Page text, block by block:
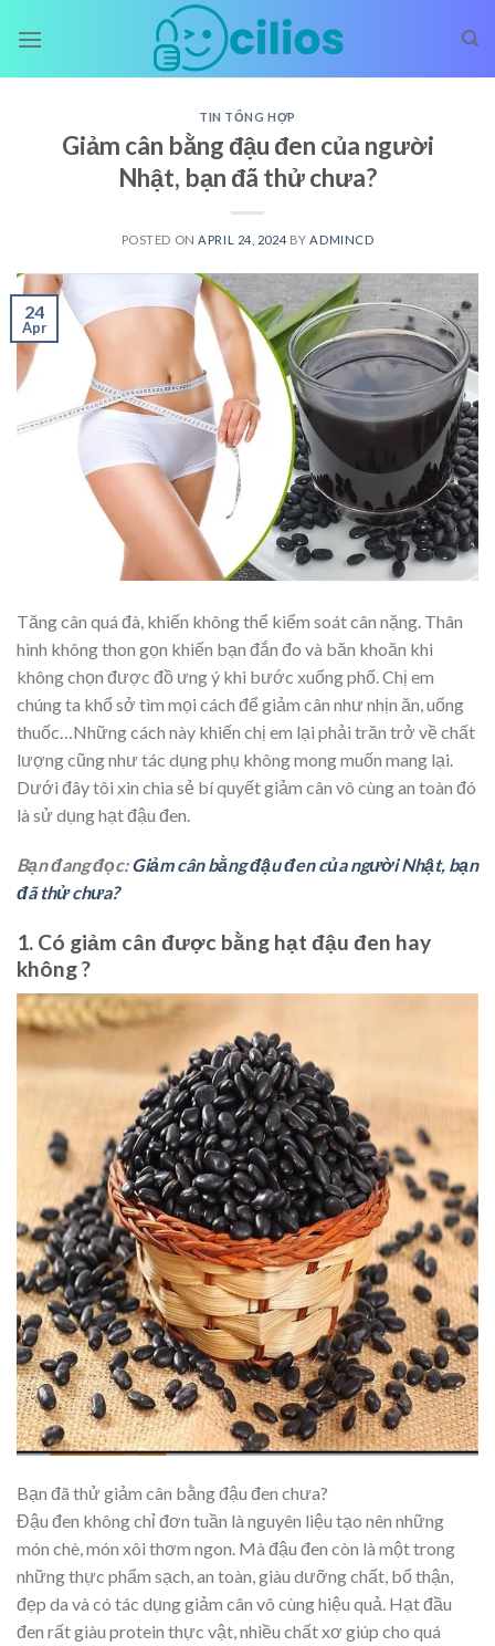
TIN TỔNG HỢP
Giảm cân bằng đậu đen của người
Nhật, bạn đã thử chưa?
POSTED ON APRIL 24, 2024 BY ADMINCD
24
Apr
Tăng cân quá đà, khiến không thể kiểm soát cân nặng. Thân
hình không thon gọn khiến bạn đắn đo và băn khoăn khi
không chọn được đồ ưng ý khi bước xuống phố. Chị em
chúng ta khổ sở tìm mọi cách để giảm cân như nhịn ăn, uống
thuốc…Những cách này khiến chị em lại phải trăn trở về chất
lượng cũng như tác dụng phụ không mong muốn mang lại.
Dưới đây tôi xin chia sẻ bí quyết giảm cân vô cùng an toàn đó
là sử dụng hạt đậu đen.
Bạn đang đọc:Giảm cân bằng đậu đen của người Nhật, bạn
đã thử chưa?
1. Có giảm cân được bằng hạt đậu đen hay
không ?
Bạn đã thử giảm cân bằng đậu đen chưa?
Đậu đen không chỉ đơn tuần là nguyên liệu tạo nên những
món chè, món xôi thơm ngon. Mà đậu đen còn là một trong
những thực phẩm sạch, an toàn, giàu dưỡng chất, bổ thận,
đẹp da và có tác dụng giảm cân vô cùng hiệu quả. Hạt đầu
đen rất giàu protein thực vật, nhiều chất xơ giúp cho quá